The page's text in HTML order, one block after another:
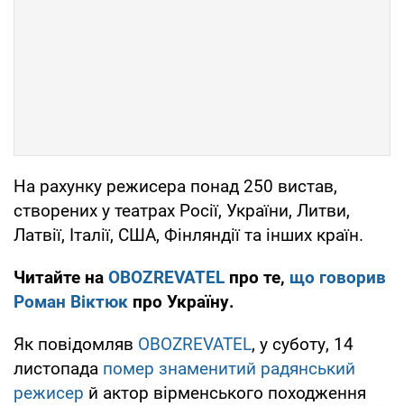
На рахунку режисера понад 250 вистав,
створених у театрах Росії, України, Литви,
Латвії, Італії, США, Фінляндії та інших країн.
Читайте на OBOZREVATEL про те, що говорив
Роман Віктюк про Україну.
Як повідомляв OBOZREVATEL, у суботу, 14
листопада помер знаменитий радянський
режисер й актор вірменського походження